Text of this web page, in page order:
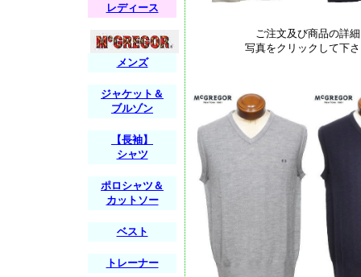
ご注文及び商品の詳
写真をクリックして下
レディース
メンズ
ジャケット＆
ブルゾン
【長袖】
シャツ
ポロシャツ＆
カットソー
ベスト
トレーナー